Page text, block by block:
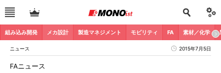
組み込み開発 メカ設計 製造マネジメント モビリティ FA 素材／化学
ニュース 2015年7月5日
FAニュース